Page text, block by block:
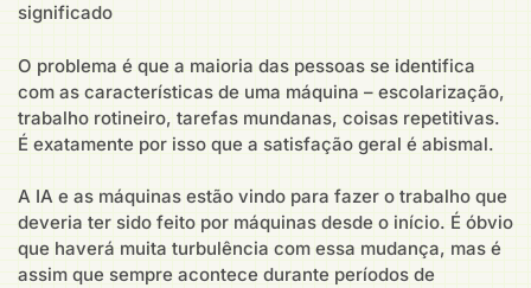
significado
O problema é que a maioria das pessoas se identifica
com as características de uma máquina – escolarização,
trabalho rotineiro, tarefas mundanas, coisas repetitivas.
É exatamente por isso que a satisfação geral é abismal.
A IA e as máquinas estão vindo para fazer o trabalho que
deveria ter sido feito por máquinas desde o início. É óbvio
que haverá muita turbulência com essa mudança, mas é
assim que sempre acontece durante períodos de